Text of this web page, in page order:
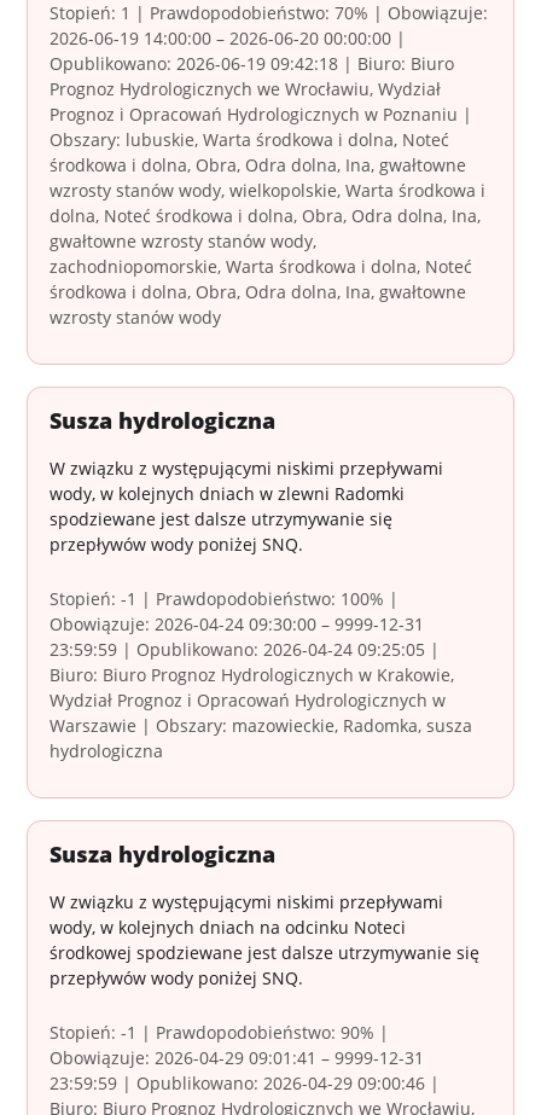
Stopień: 1 | Prawdopodobieństwo: 70% | Obowiązuje:
2026-06-19 14:00:00 – 2026-06-20 00:00:00 |
Opublikowano: 2026-06-19 09:42:18 | Biuro: Biuro
Prognoz Hydrologicznych we Wrocławiu, Wydział
Prognoz i Opracowań Hydrologicznych w Poznaniu |
Obszary: lubuskie, Warta środkowa i dolna, Noteć
środkowa i dolna, Obra, Odra dolna, Ina, gwałtowne
wzrosty stanów wody, wielkopolskie, Warta środkowa i
dolna, Noteć środkowa i dolna, Obra, Odra dolna, Ina,
gwałtowne wzrosty stanów wody,
zachodniopomorskie, Warta środkowa i dolna, Noteć
środkowa i dolna, Obra, Odra dolna, Ina, gwałtowne
wzrosty stanów wody
Susza hydrologiczna
W związku z występującymi niskimi przepływami
wody, w kolejnych dniach w zlewni Radomki
spodziewane jest dalsze utrzymywanie się
przepływów wody poniżej SNQ.
Stopień: -1 | Prawdopodobieństwo: 100% |
Obowiązuje: 2026-04-24 09:30:00 – 9999-12-31
23:59:59 | Opublikowano: 2026-04-24 09:25:05 |
Biuro: Biuro Prognoz Hydrologicznych w Krakowie,
Wydział Prognoz i Opracowań Hydrologicznych w
Warszawie | Obszary: mazowieckie, Radomka, susza
hydrologiczna
Susza hydrologiczna
W związku z występującymi niskimi przepływami
wody, w kolejnych dniach na odcinku Noteci
środkowej spodziewane jest dalsze utrzymywanie się
przepływów wody poniżej SNQ.
Stopień: -1 | Prawdopodobieństwo: 90% |
Obowiązuje: 2026-04-29 09:01:41 – 9999-12-31
23:59:59 | Opublikowano: 2026-04-29 09:00:46 |
Biuro: Biuro Prognoz Hydrologicznych we Wrocławiu,